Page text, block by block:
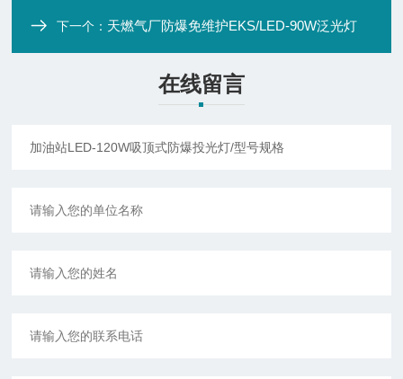
下一个： 天燃气厂防爆免维护EKS/LED-90W泛光灯
在线留言